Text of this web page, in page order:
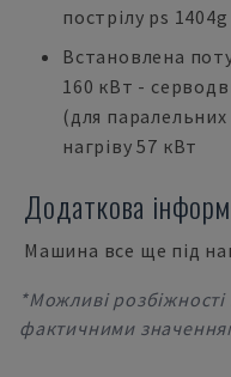
пострілу ps
Встановлена
160 кВт -
(для
нагріву 57 кВт
Додаткова
Машина все ще під
*Можливі
фактичними